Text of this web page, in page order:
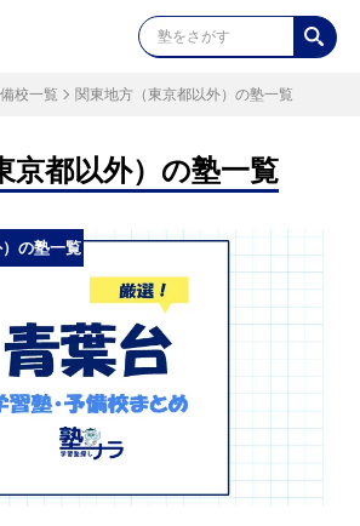
校一覧 関東地方（東京都以外）の塾一覧
京都以外）の塾一覧
の塾一覧